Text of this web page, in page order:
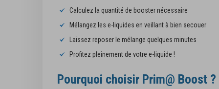
Calculez la quantité de booster nécessaire
Mélangez les e-liquides en veillant à bien secouer
Laissez reposer le mélange quelques minutes
Profitez pleinement de votre e-liquide !
Pourquoi choisir Prim@ Boost ?